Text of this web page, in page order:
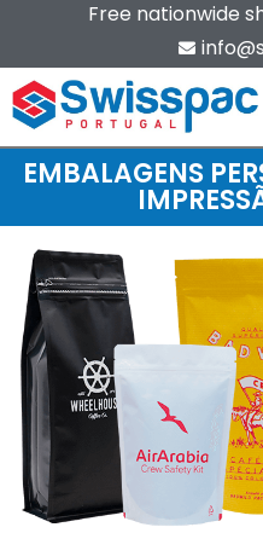
Free nationwide
EMBALAGENS